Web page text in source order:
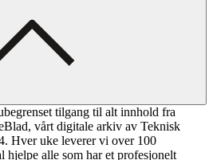
tilgang til alt innhold fra
vårt digitale arkiv av Teknisk
Hver uke leverer vi over 100
hjelpe alle som har et profesjonelt